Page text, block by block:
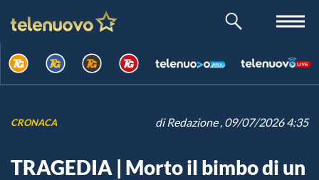
CRONACA diRedazione, 09/07/2026 4:35
TRAGEDIA | Morto il bimbo di un